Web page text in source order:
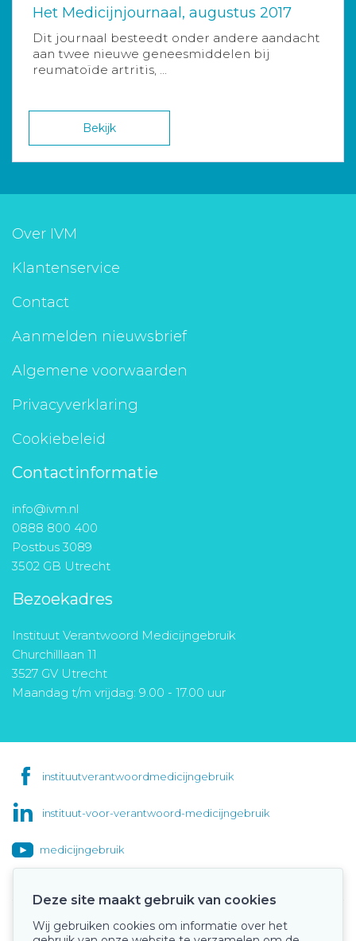
Het Medicijnjournaal, augustus 2017
Dit journaal besteedt onder andere aandacht
aan twee nieuwe geneesmiddelen bij
reumatoïde artritis, ...
Bekijk
Over IVM
Klantenservice
Contact
Aanmelden nieuwsbrief
Algemene voorwaarden
Privacyverklaring
Cookiebeleid
Contactinformatie
info@ivm.nl
0888 800 400
Postbus 3089
3502 GB Utrecht
Bezoekadres
Instituut Verantwoord Medicijngebruik
Churchilllaan 11
3527 GV Utrecht
Maandag t/m vrijdag: 9.00 - 17.00 uur
instituutverantwoordmedicijngebruik
instituut-voor-verantwoord-medicijngebruik
medicijngebruik
Onze keurmerken
Deze site maakt gebruik van cookies
Wij gebruiken cookies om informatie over het